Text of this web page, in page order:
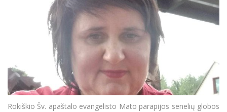
Rokiškio Šv. apaštalo evangelisto Mato parapijos senelių globos